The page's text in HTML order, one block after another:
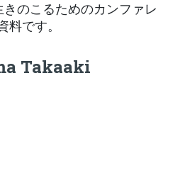
のこるためのカンファレ
料です。
Takaaki